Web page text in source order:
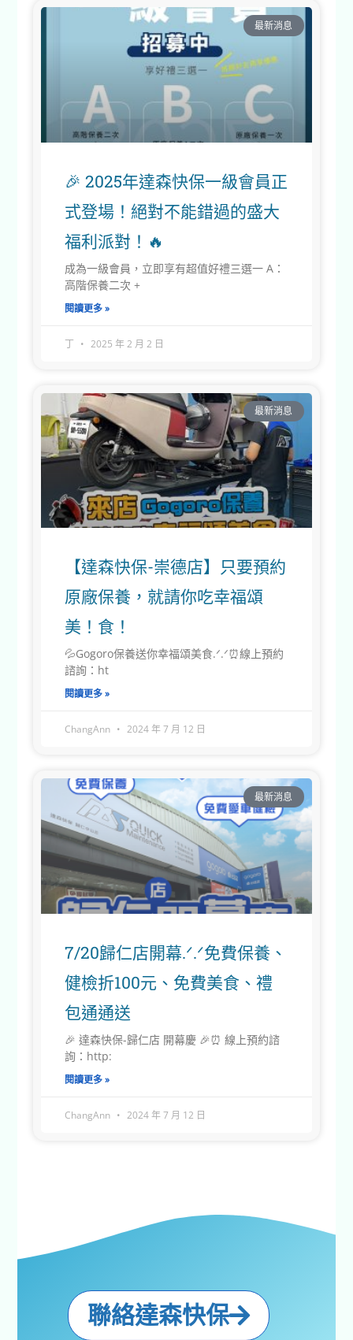
最新消息
🎉 2025年達森快保一級會員正
式登場！絕對不能錯過的盛大
福利派對！🔥
成為一級會員，立即享有超值好禮三選一 A：
高階保養二次 +
閱讀更多 »
丁 2025 年 2 月 2 日
最新消息
【達森快保-崇德店】只要預約
原廠保養，就請你吃幸福頌
美！食！
💦Gogoro保養送你幸福頌美食.ᐟ.ᐟ⏰線上預約
諮詢：ht
閱讀更多 »
ChangAnn 2024 年 7 月 12 日
最新消息
7/20歸仁店開幕.ᐟ.ᐟ免費保養、
健檢折100元、免費美食、禮
包通通送
🎉 達森快保-歸仁店 開幕慶 🎉⏰ 線上預約諮
詢：http:
閱讀更多 »
ChangAnn 2024 年 7 月 12 日
聯絡達森快保